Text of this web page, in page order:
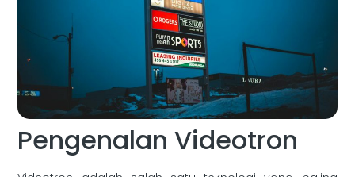
Pengenalan Videotron